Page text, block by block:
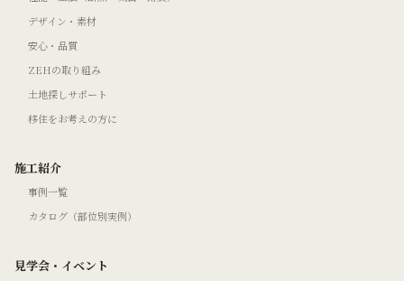
デザイン・素材
安心・品質
ZEHの取り組み
土地探しサポート
移住をお考えの方に
施工紹介
事例一覧
カタログ（部位別実例）
見学会・イベント